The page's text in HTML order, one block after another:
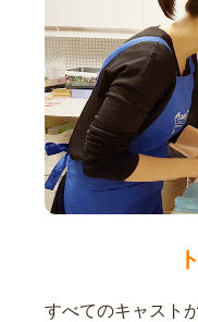
すべてのキャスト